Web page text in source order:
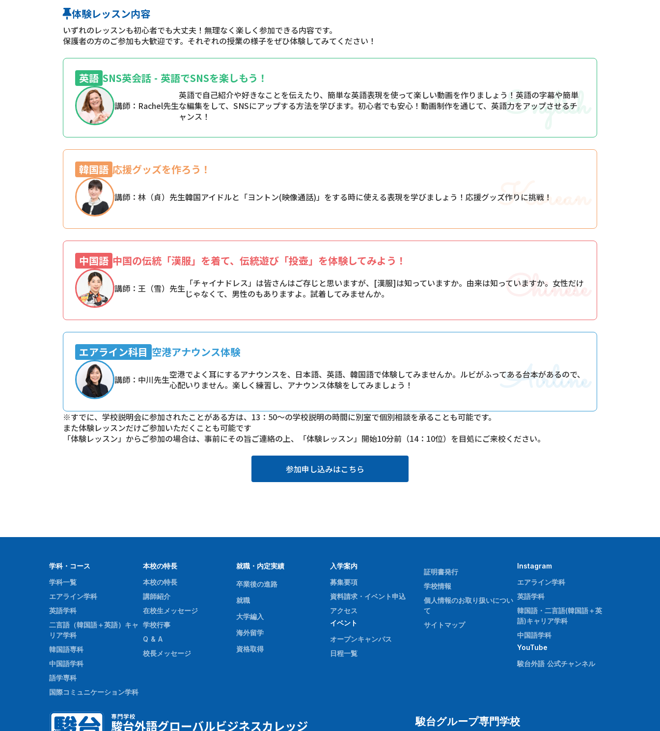
体験レッスン内容
いずれのレッスンも初心者でも大丈夫！無理なく楽しく参加できる内容です。
保護者の方のご参加も大歓迎です。それぞれの授業の様子をぜひ体験してみてください！
英語 SNS英会話 - 英語でSNSを楽しもう！
講師：Rachel先生
英語で自己紹介や好きなことを伝えたり、簡単な英語表現を使って楽しい動画を作りましょう！英語の字幕や簡単
な編集をして、SNSにアップする方法を学びます。初心者でも安心！動画制作を通じて、英語力をアップさせるチ
ャンス！
English
韓国語 応援グッズを作ろう！
講師：林（貞）先生韓国アイドルと「ヨントン(映像通話)」をする時に使える表現を学びましょう！応援グッズ作りに挑戦！
Korean
中国語 中国の伝統「漢服」を着て、伝統遊び「投壺」を体験してみよう！
講師：王（雪）先生 「チャイナドレス」は皆さんはご存じと思いますが、[漢服]は知っていますか。由来は知っていますか。女性だけ
じゃなくて、男性のもありますよ。試着してみませんか。
Chinese
エアライン科目 空港アナウンス体験
講師：中川先生空港でよく耳にするアナウンスを、日本語、英語、韓国語で体験してみませんか。ルビがふってある台本があるので、
心配いりません。楽しく練習し、アナウンス体験をしてみましょう！
Airline
※すでに、学校説明会に参加されたことがある方は、13：50～の学校説明の時間に別室で個別相談を承ることも可能です。
また体験レッスンだけご参加いただくことも可能です
「体験レッスン」からご参加の場合は、事前にその旨ご連絡の上、「体験レッスン」開始10分前（14：10位）を目処にご来校ください。
参加申し込みはこちら
学科・コース
学科一覧
エアライン学科
英語学科
二言語（韓国語＋英語）キャ
リア学科
韓国語専科
中国語学科
語学専科
国際コミュニケーション学科
本校の特長
本校の特長
講師紹介
在校生メッセージ
学校行事
Q & A
校長メッセージ
就職・内定実績
卒業後の進路
就職
大学編入
海外留学
資格取得
入学案内
募集要項
資料請求・イベント申込
アクセス
イベント
オープンキャンパス
日程一覧
証明書発行
学校情報
個人情報のお取り扱いについ
て
サイトマップ
Instagram
エアライン学科
英語学科
韓国語・二言語(韓国語＋英
語)キャリア学科
中国語学科
YouTube
駿台外語 公式チャンネル
駿台グループ専門学校